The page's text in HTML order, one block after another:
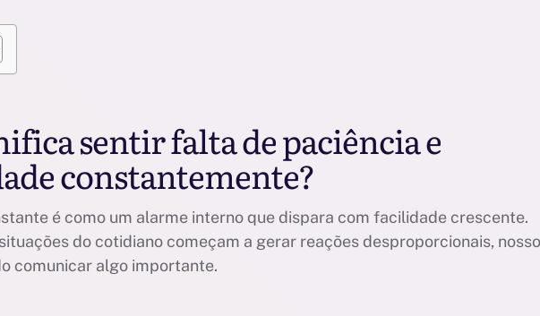
sentir falta de paciência e
constantemente?
é como um alarme interno que dispara com facilidade crescente.
do cotidiano começam a gerar reações desproporcionais, nosso
comunicar algo importante.